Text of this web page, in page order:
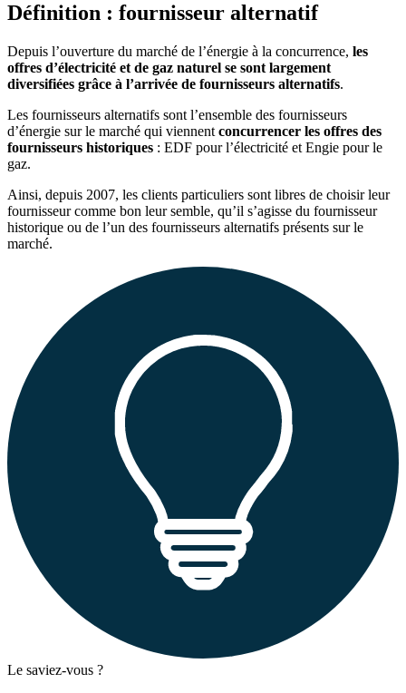
Définition : fournisseur alternatif
Depuis l’ouverture du marché de l’énergie à la concurrence, les
offres d’électricité et de gaz naturel se sont largement
diversifiées grâce à l’arrivée de fournisseurs alternatifs.
Les fournisseurs alternatifs sont l’ensemble des fournisseurs
d’énergie sur le marché qui viennent concurrencer les offres des
fournisseurs historiques : EDF pour l’électricité et Engie pour le
gaz.
Ainsi, depuis 2007, les clients particuliers sont libres de choisir leur
fournisseur comme bon leur semble, qu’il s’agisse du fournisseur
historique ou de l’un des fournisseurs alternatifs présents sur le
marché.
Le saviez-vous ?